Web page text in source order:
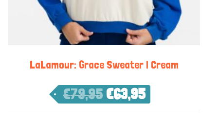
LaLamour: Grace Sweater | Cream
€79,95 €63,95